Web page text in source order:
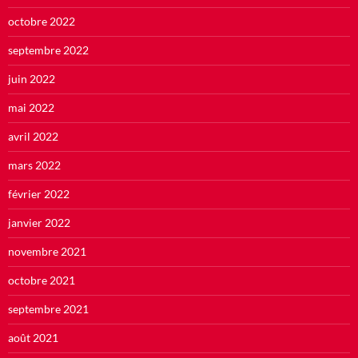
octobre 2022
septembre 2022
juin 2022
mai 2022
avril 2022
mars 2022
février 2022
janvier 2022
novembre 2021
octobre 2021
septembre 2021
août 2021